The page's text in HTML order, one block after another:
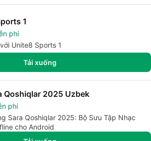
1
phí
Unite8 Sports 1
Tải xuống
Qoshiqlar 2025 Uzbek
phí
Sara Qoshiqlar 2025: Bộ Sưu Tập Nhạc
cho Android